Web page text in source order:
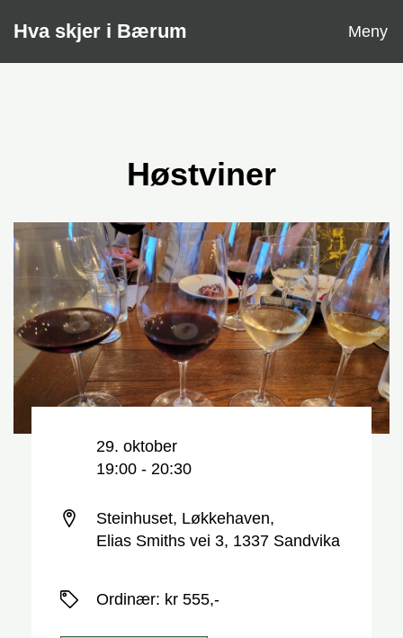
Hva skjer i Bærum Meny
Høstviner
29. oktober
19:00 - 20:30
Steinhuset, Løkkehaven,
Elias Smiths vei 3, 1337 Sandvika
Ordinær: kr 555,-